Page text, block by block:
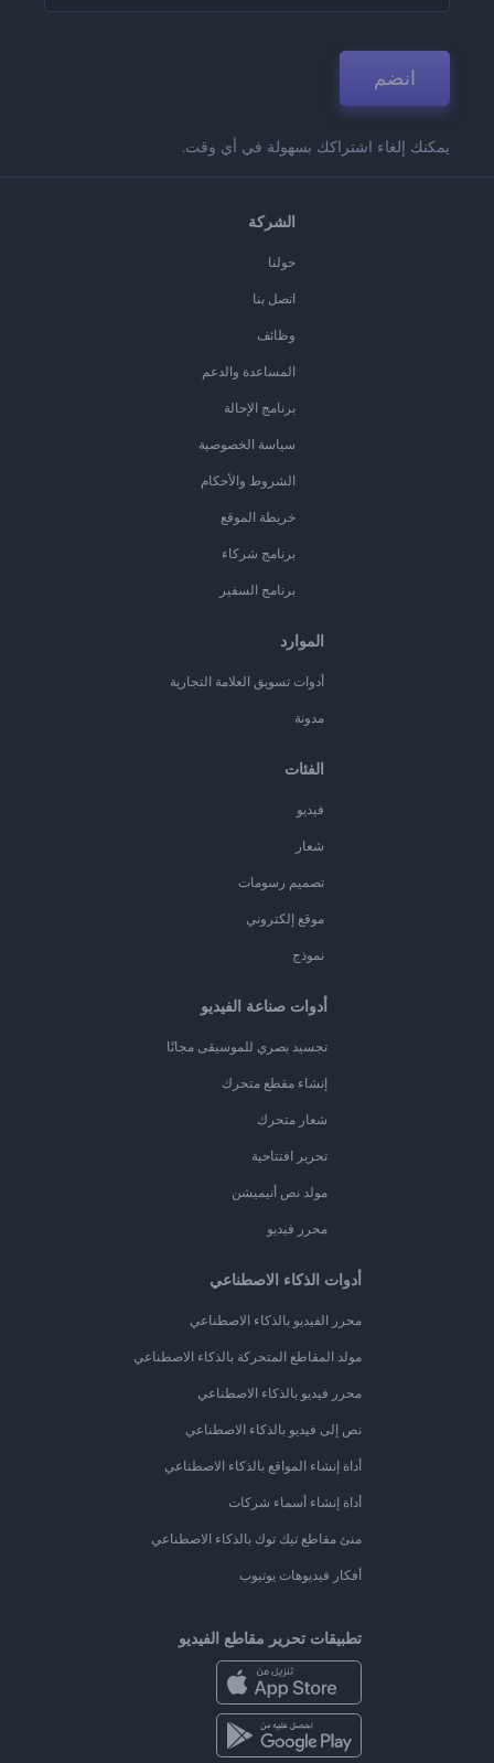
انضم
يمكنك إلغاء اشتراكك بسهولة في أي وقت.
الشركة
حولنا
اتصل بنا
وظائف
المساعدة والدعم
برنامج الإحالة
سياسة الخصوصية
الشروط والأحكام
خريطة الموقع
برنامج شركاء
برنامج السفير
الموارد
أدوات تسويق العلامة التجارية
مدونة
الفئات
فيديو
شعار
تصميم رسومات
موقع إلكتروني
نموذج
أدوات صناعة الفيديو
تجسيد بصري للموسيقى مجانًا
إنشاء مقطع متحرك
شعار متحرك
تحرير افتتاحية
مولد نص أنيميشن
محرر فيديو
أدوات الذكاء الاصطناعي
محرر الفيديو بالذكاء الاصطناعي
مولد المقاطع المتحركة بالذكاء الاصطناعي
محرر فيديو بالذكاء الاصطناعي
نص إلى فيديو بالذكاء الاصطناعي
أداة إنشاء المواقع بالذكاء الاصطناعي
أداة إنشاء أسماء شركات
منئ مقاطع تيك توك بالذكاء الاصطناعي
أفكار فيديوهات يوتيوب
تطبيقات تحرير مقاطع الفيديو